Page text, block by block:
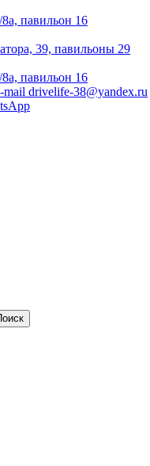
павильон 16
39, павильоны 29
павильон 16
drivelife-38@yandex.ru